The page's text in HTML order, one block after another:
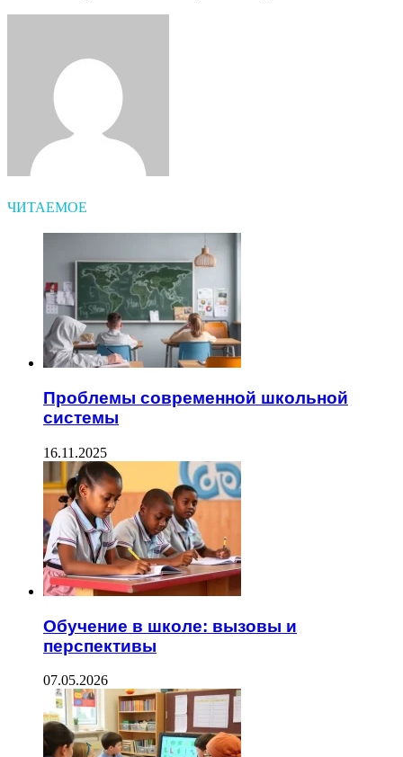
ЧИТАЕМОЕ
Проблемы современной школьной
системы
16.11.2025
Обучение в школе: вызовы и
перспективы
07.05.2026